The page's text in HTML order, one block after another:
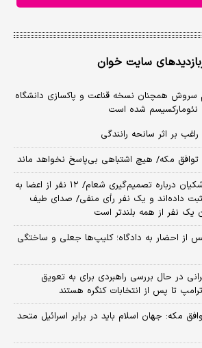
سایت خوان
سروش همچنان نسخه قناعت و پاکسازی دانشگاه
شده است
بر اثر سانحه رانندگی
توافق مکه/ هیچ اشتباهی بی‌پاسخ نخواهد ماند
اظهارات جدید معاون پزشکیان درباره تصمیم‌گیری شعام/ ۱۲ نفر از اعضا به
داده‌اند و یک نفر رأی منفی/ صدای طیف
یک نفر از همه بلندتر است
از احضار به دادگاه؛ کلیپ‌ها جعلی و ساختگی
در حال بررسی راهبردی برای به تعویق
تا پس از انتخابات کنگره هستند
مکه: جهان اسلام باید در برابر اسرائیل متحد